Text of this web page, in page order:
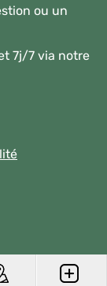
ou un
7j/7 via notre